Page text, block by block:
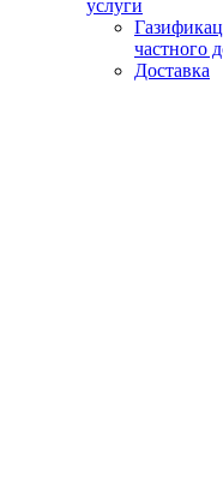
услуги
частного
Доставка